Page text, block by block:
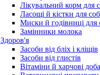
Лікувальний корм для
Ласощі й кістки для
Миски й годівниці для
Замінники молока
Здоров'я
Засоби від бліх і кліщів
Засоби від глистів
Вітаміни й харчові